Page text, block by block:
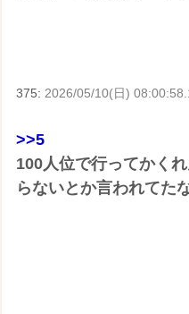
375:2026/05/10(日)
>>5
100人位で行ってかく
らないとか言われてた